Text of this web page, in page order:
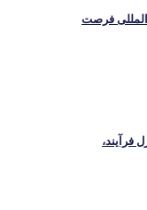
فرصت
فرآیند،